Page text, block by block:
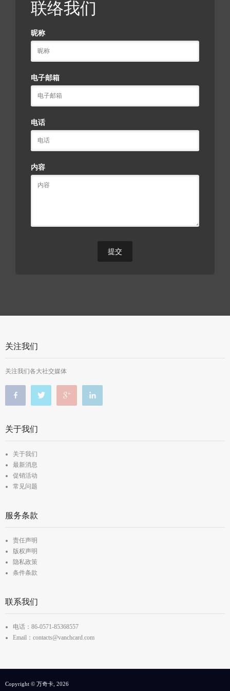
联络我们
昵称
电子邮箱
电话
内容
关注我们
关注我们各大社交媒体
关于我们
关于我们
最新消息
促销活动
常见问题
服务条款
责任声明
版权声明
隐私政策
条件条款
联系我们
电话：86-0571-85368557
Email：contacts@vanchcard.com
Copyright © 万奇卡, 2026